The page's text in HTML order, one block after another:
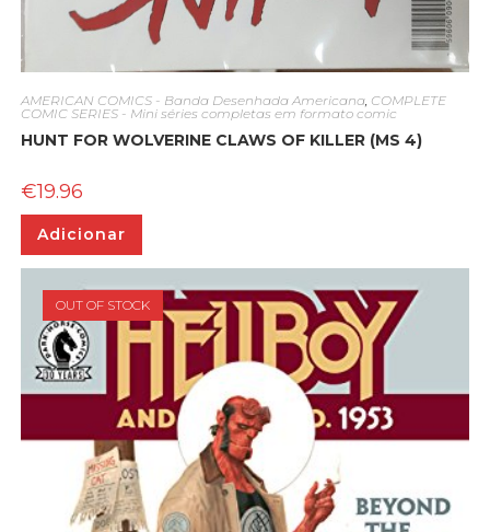
AMERICAN COMICS - Banda Desenhada Americana, COMPLETE
COMIC SERIES - Mini séries completas em formato comic
HUNT FOR WOLVERINE CLAWS OF KILLER (MS 4)
€19.96
Adicionar
OUT OF STOCK